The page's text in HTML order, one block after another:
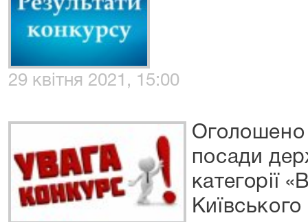
29 квітня 2021, 15:00
Оголошено
посади
категорії